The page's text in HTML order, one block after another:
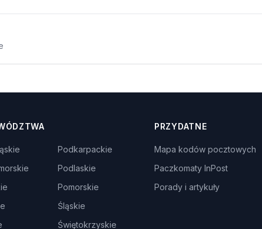
Podkarpackie
Podlaskie
Pomorskie
Śląskie
Świętokrzyskie
PRZYDATNE
Mapa kodów pocztowych
Paczkomaty InPost
Porady i artykuły